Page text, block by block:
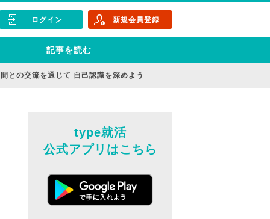
記事を読む
ログイン 新規会員登録
との交流を通じて 自己認識を深めよう
type就活
公式アプリはこちら